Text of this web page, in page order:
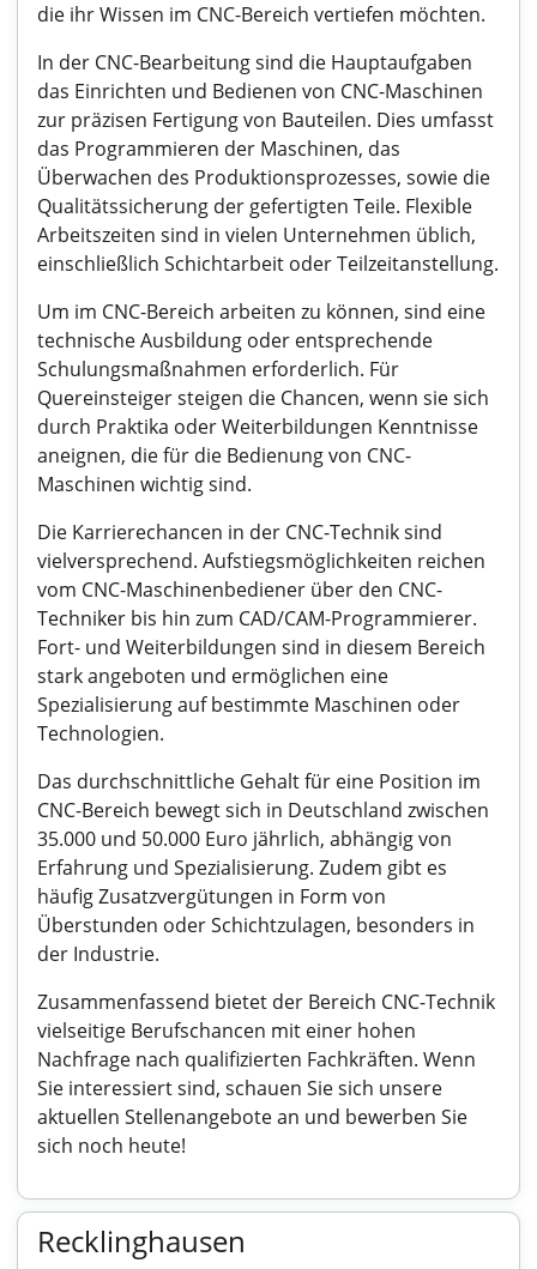
die ihr Wissen im CNC-Bereich vertiefen möchten.
In der CNC-Bearbeitung sind die Hauptaufgaben
das Einrichten und Bedienen von CNC-Maschinen
zur präzisen Fertigung von Bauteilen. Dies umfasst
das Programmieren der Maschinen, das
Überwachen des Produktionsprozesses, sowie die
Qualitätssicherung der gefertigten Teile. Flexible
Arbeitszeiten sind in vielen Unternehmen üblich,
einschließlich Schichtarbeit oder Teilzeitanstellung.
Um im CNC-Bereich arbeiten zu können, sind eine
technische Ausbildung oder entsprechende
Schulungsmaßnahmen erforderlich. Für
Quereinsteiger steigen die Chancen, wenn sie sich
durch Praktika oder Weiterbildungen Kenntnisse
aneignen, die für die Bedienung von CNC-
Maschinen wichtig sind.
Die Karrierechancen in der CNC-Technik sind
vielversprechend. Aufstiegsmöglichkeiten reichen
vom CNC-Maschinenbediener über den CNC-
Techniker bis hin zum CAD/CAM-Programmierer.
Fort- und Weiterbildungen sind in diesem Bereich
stark angeboten und ermöglichen eine
Spezialisierung auf bestimmte Maschinen oder
Technologien.
Das durchschnittliche Gehalt für eine Position im
CNC-Bereich bewegt sich in Deutschland zwischen
35.000 und 50.000 Euro jährlich, abhängig von
Erfahrung und Spezialisierung. Zudem gibt es
häufig Zusatzvergütungen in Form von
Überstunden oder Schichtzulagen, besonders in
der Industrie.
Zusammenfassend bietet der Bereich CNC-Technik
vielseitige Berufschancen mit einer hohen
Nachfrage nach qualifizierten Fachkräften. Wenn
Sie interessiert sind, schauen Sie sich unsere
aktuellen Stellenangebote an und bewerben Sie
sich noch heute!
Recklinghausen